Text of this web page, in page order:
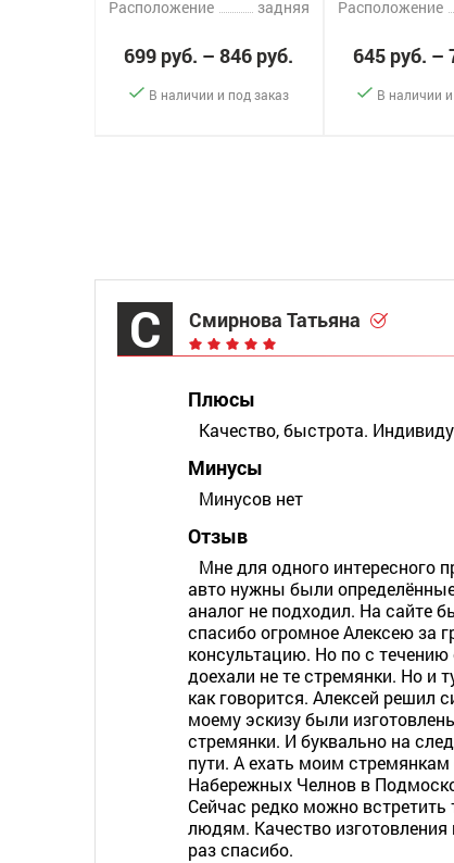
Расположение
задняя
699 руб. – 846 руб.
В наличии и под заказ
Расположение
645 руб. –
В наличии
С Смирнова Татьяна
Плюсы
Качество, быстрота.
Минусы
Минусов нет
Отзыв
Мне для одного интересного
авто нужны были
аналог не подходил. На сайте
спасибо огромное Алексею за
консультацию. Но по с течению
доехали не те стремянки. Но и
как говорится. Алексей решил
моему эскизу были
стремянки. И буквально на
пути. А ехать моим
Набережных Челнов в
Сейчас редко можно встретить
людям. Качество
раз спасибо.